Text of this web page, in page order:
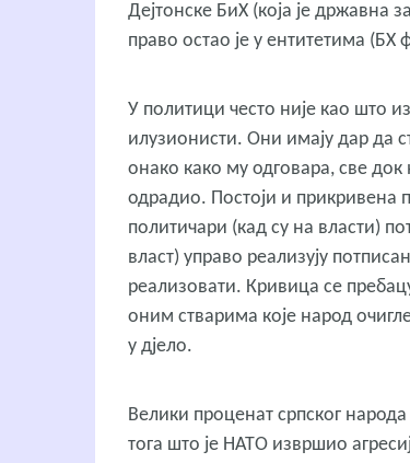
Дејтонске БиХ (која је државна
право остао је у ентитетима (БХ
У политици често није као што
илузионисти. Они имају дар да
онако како му одговара, све док
одрадио. Постоји и прикривена
политичари (кад су на власти)
власт) управо реализују
реализовати. Кривица се
оним стварима које народ
у дјело.
Велики проценат српског
тога што је НАТО извршио